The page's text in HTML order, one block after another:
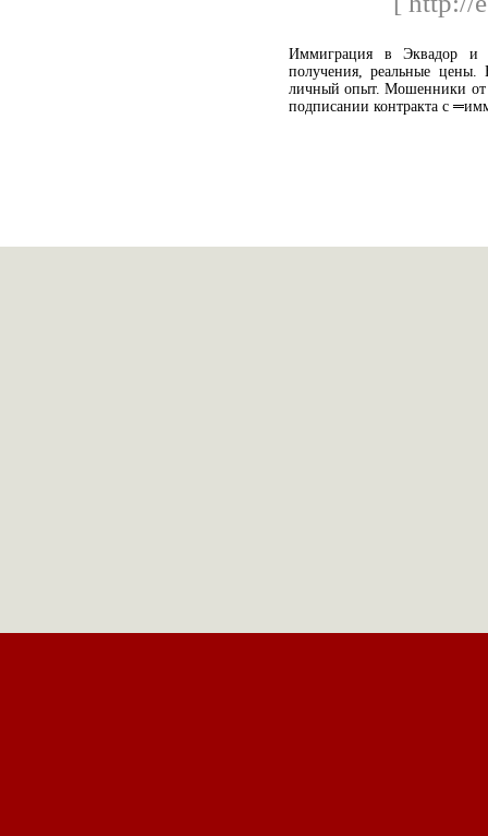
Иммиграция в Эквадор и
получения, реальные цены.
личный опыт. Мошенники от
подписании контракта с